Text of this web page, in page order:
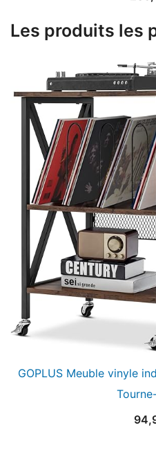
Les produits les
GOPLUS Meuble vinyle